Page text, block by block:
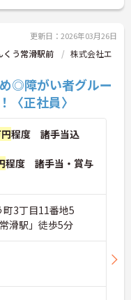
更新日：2026年03月26日
くう常滑駅前
株式会社エ
◎障がい者グルー
〈正社員〉
程度 諸手当込
程度 諸手当・賞与
町3丁目11番地5
滑駅」徒歩5分